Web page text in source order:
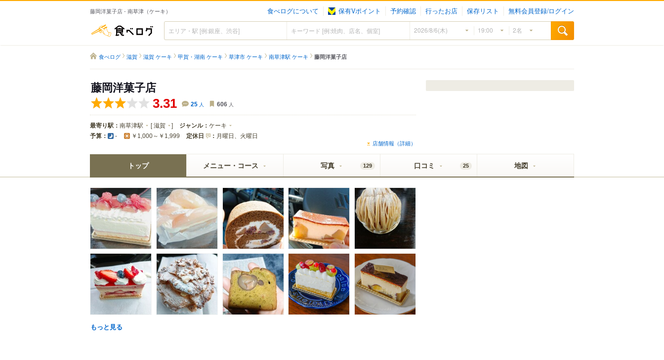
藤岡洋菓子店 - 南草津（ケーキ） 食べログについて 保有Vポイント 予約確認 行ったお店 保存リスト 無料会員登録/ログイン
食べログ
食べログ 滋賀 滋賀 ケーキ 甲賀・湖南 ケーキ 草津市 ケーキ 南草津駅 ケーキ 藤岡洋菓子店
藤岡洋菓子店
3.31 25 人 606 人
最寄り駅： 南草津駅 [滋賀 ] ジャンル： ケーキ
予算： - ￥1,000～￥1,999 定休日 ： 月曜日、火曜日
店舗情報（詳細）
トップ メニュー・コース 写真 129 口コミ 25 地図
もっと見る